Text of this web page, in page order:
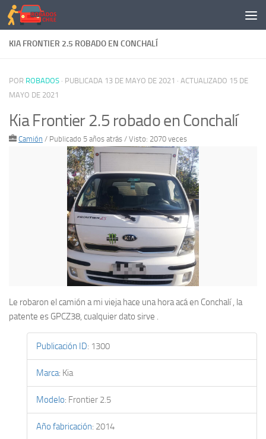
Saltar al contenido
KIA FRONTIER 2.5 ROBADO EN CONCHALÍ
POR ROBADOS · PUBLICADA 13 DE MAYO DE 2021 · ACTUALIZADO 15 DE
MAYO DE 2021
Kia Frontier 2.5 robado en Conchalí
Camión / Publicado 5 años atrás / Visto: 2070 veces
Le robaron el camión a mi vieja hace una hora acá en Conchalí , la
patente es GPCZ38, cualquier dato sirve .
Publicación ID: 1300
Marca: Kia
Modelo: Frontier 2.5
Año fabricación: 2014